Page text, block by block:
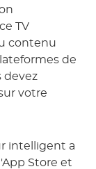
TV
contenu
de
devez
votre
intelligent a
Store et